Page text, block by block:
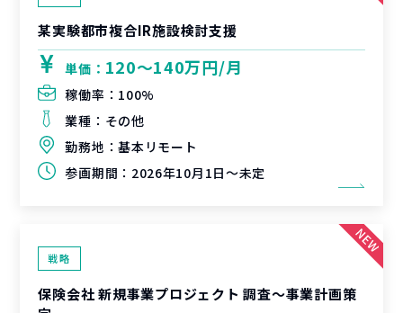
某実験都市複合IR施設検討支援
単価： 120〜140万円/月
稼働率： 100%
業種： その他
勤務地：基本リモート
参画期間： 2026年10月1日～未定
戦略
保険会社 新規事業プロジェクト 調査〜事業計画策